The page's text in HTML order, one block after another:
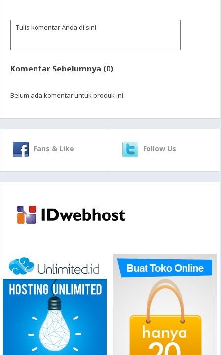
Komentar Sebelumnya (0)
Belum ada komentar untuk produk ini.
Fans & Like Follow Us